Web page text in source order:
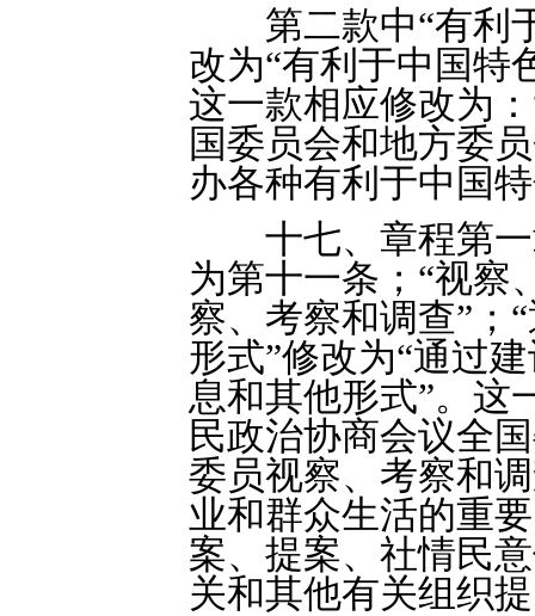
第二款中“有利于
改为“有利于中国特
这一款相应修改为
国委员会和地方委
办各种有利于中国
十七、章程第一
为第十一条；“视察
察、考察和调查”；
形式”修改为“通过
息和其他形式”。这
民政治协商会议全
委员视察、考察和
业和群众生活的重
案、提案、社情民
关和其他有关组织